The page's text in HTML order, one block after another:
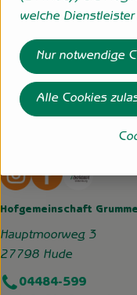
Herkunft
Deutschland
Hofgemeinschaft
Hauptmoorweg 3
27798 Hude
04484-599
welche
Nur notwendige
Alle Cookies